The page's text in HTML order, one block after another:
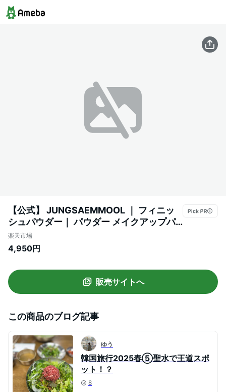
【公式】 JUNGSAEMMOOL ｜ フィニッ
シュパウダー｜ パウダー メイクアップパ
ウダー 仕上げパウダー スキンケア 化粧 化
粧品 メイクアップ ベースメイク 保湿 乾燥
ジョンセンムル
楽天市場
4,950円
販売サイトへ
この商品のブログ記事
ゆう
韓国旅行2025春⑤聖水で王道スポ
ット！？
8